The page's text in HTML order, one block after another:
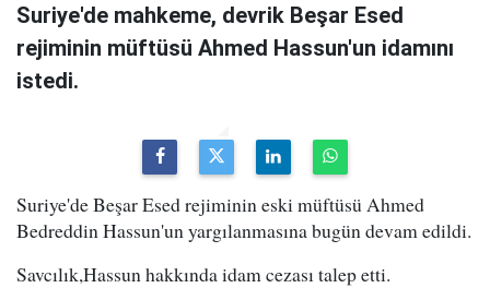
Suriye'de mahkeme, devrik Beşar Esed
rejiminin müftüsü Ahmed Hassun'un idamını
istedi.
Suriye'de Beşar Esed rejiminin eski müftüsü Ahmed
Bedreddin Hassun'un yargılanmasına bugün devam edildi.
Savcılık,Hassun hakkında idam cezası talep etti.